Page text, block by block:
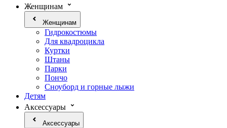
Женщинам
Женщинам
Гидрокостюмы
Для квадроцикла
Куртки
Штаны
Парки
Пончо
Сноуборд и горные лыжи
Детям
Аксессуары
Аксессуары